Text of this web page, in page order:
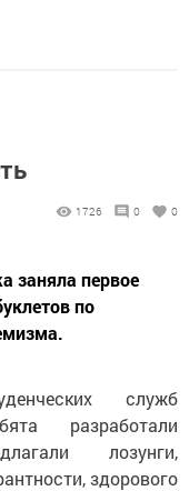
1726 0 0
заняла первое
по
служб
разработали
лозунги,
здорового